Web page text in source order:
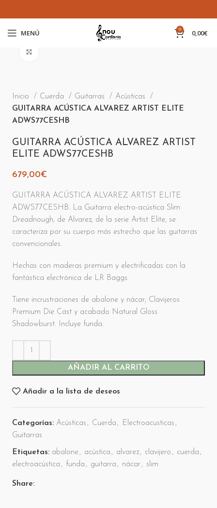
MENÚ 0 0,00€
Inicio Cuerda Guitarras
Acústicas
GUITARRA ACÚSTICA ALVAREZ ARTIST ELITE
ADWS77CESHB
GUITARRA ACÚSTICA ALVAREZ ARTIST
ELITE ADWS77CESHB
679,00€
GUITARRA ACÚSTICA ALVAREZ ARTIST ELITE
ADWS77CESHB. La Guitarra electro-acústica Slim
Dreadnough, de Alvarez, de la serie Artist Elite, se
caracteriza por su cuerpo más estrecho que las guitarras
convencionales.
Hechas con maderas premium y electrificadas con la
fantástica electrónica de LR Baggs.
Tiene incrustraciones de abalone y nácar; Clavijeros
Premium Die Cast y acabado Natural Gloss
Shadowburst. Incluye funda.
AÑADIR AL CARRITO
Añadir a la lista de deseos
Categorías: Acústicas , Cuerda , Electroacusticas ,
Guitarras
Etiquetas: abalone, acústica , alvarez, clavijero , cuerda ,
electroacústica , funda , guitarra , nácar, slim
Share: